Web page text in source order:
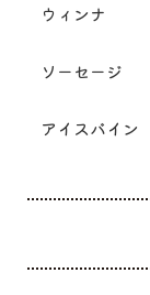
ウィンナ
ソーセージ
アイスバイン